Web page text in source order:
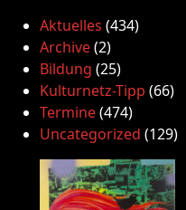
Aktuelles (434)
Archive(2)
Bildung (25)
Kulturnetz-Tipp (66)
Termine(474)
Uncategorized (129)